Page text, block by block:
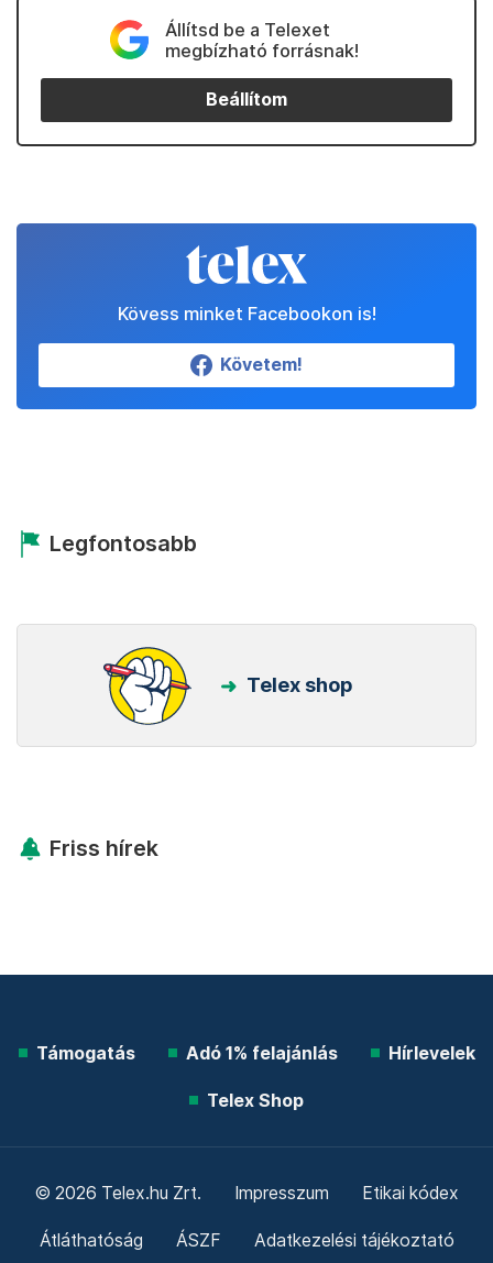
Állítsd be a Telexet
megbízható forrásnak!
Beállítom
Kövess minket Facebookon is!
Követem!
Legfontosabb
Telex shop
Friss hírek
Támogatás Adó 1% felajánlás Hírlevelek
Telex Shop
© 2026 Telex.hu Zrt. Impresszum Etikai kódex
Átláthatóság ÁSZF Adatkezelési tájékoztató